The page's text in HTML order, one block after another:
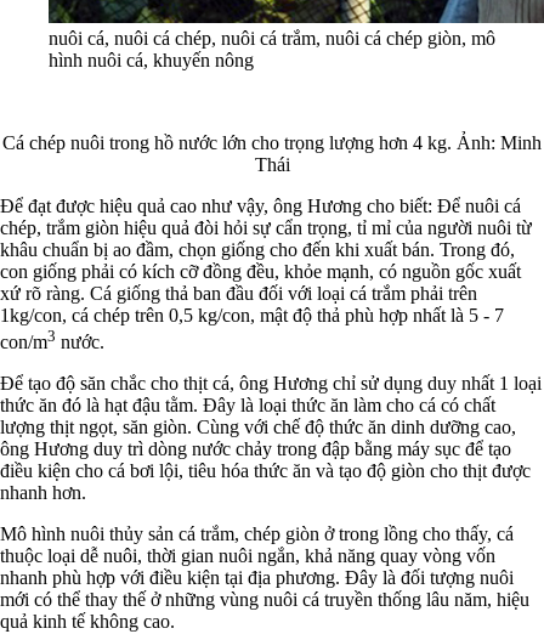
nuôi cá, nuôi cá chép, nuôi cá trắm, nuôi cá chép giòn, mô
hình nuôi cá, khuyến nông
Cá chép nuôi trong hồ nước lớn cho trọng lượng hơn 4 kg. Ảnh: Minh
Thái
Để đạt được hiệu quả cao như vậy, ông Hương cho biết: Để nuôi cá
chép, trắm giòn hiệu quả đòi hỏi sự cẩn trọng, tỉ mỉ của người nuôi từ
khâu chuẩn bị ao đầm, chọn giống cho đến khi xuất bán. Trong đó,
con giống phải có kích cỡ đồng đều, khỏe mạnh, có nguồn gốc xuất
xứ rõ ràng. Cá giống thả ban đầu đối với loại cá trắm phải trên
1kg/con, cá chép trên 0,5 kg/con, mật độ thả phù hợp nhất là 5 - 7
con/m3 nước.
Để tạo độ săn chắc cho thịt cá, ông Hương chỉ sử dụng duy nhất 1 loại
thức ăn đó là hạt đậu tằm. Đây là loại thức ăn làm cho cá có chất
lượng thịt ngọt, săn giòn. Cùng với chế độ thức ăn dinh dưỡng cao,
ông Hương duy trì dòng nước chảy trong đập bằng máy sục để tạo
điều kiện cho cá bơi lội, tiêu hóa thức ăn và tạo độ giòn cho thịt được
nhanh hơn.
Mô hình nuôi thủy sản cá trắm, chép giòn ở trong lồng cho thấy, cá
thuộc loại dễ nuôi, thời gian nuôi ngắn, khả năng quay vòng vốn
nhanh phù hợp với điều kiện tại địa phương. Đây là đối tượng nuôi
mới có thể thay thế ở những vùng nuôi cá truyền thống lâu năm, hiệu
quả kinh tế không cao.